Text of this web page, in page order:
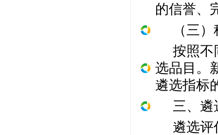
的信誉、
（三
按照不
选品目。
遴选指标
三、遴
遴选评